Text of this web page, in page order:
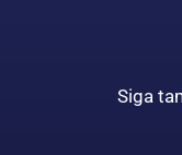
Siga